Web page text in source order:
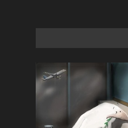
به یاد اردوغان باشول (۱۹۳۶–
اخبار 2 ماه قبل
رویداد کارگاهی کارتون و پوستر
«ایران سربلند» به ا…
اخبار 6 ماه قبل